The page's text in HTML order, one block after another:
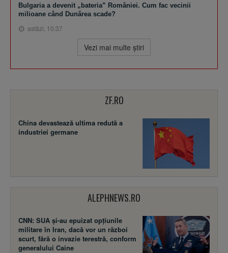
Bulgaria a devenit „bateria” României. Cum fac vecinii
milioane când Dunărea scade?
astăzi, 10:37
Vezi mai multe ştiri
ZF.RO
China devastează ultima redută a
industriei germane
ALEPHNEWS.RO
CNN: SUA şi-au epuizat opțiunile
militare în Iran, dacă vor un război
scurt, fără o invazie terestră, conform
generalului Caine